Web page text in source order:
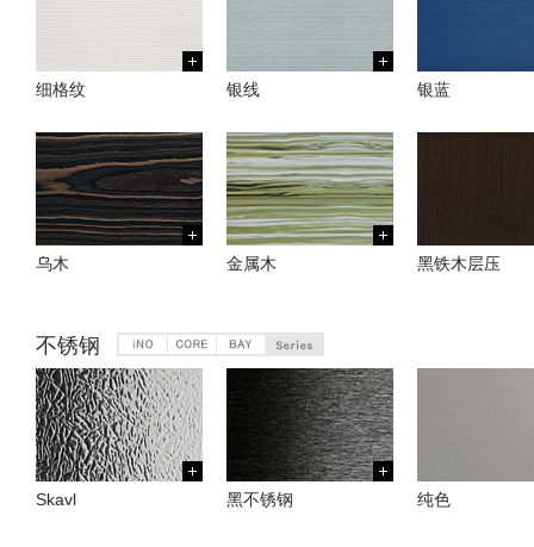
细格纹 银线 银蓝
乌木 金属木 黑铁木层压
不锈钢
Skavl 黑不锈钢 纯色